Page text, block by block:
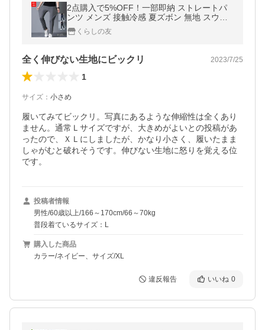
2点購入で5%OFF！一部即納 ストレートパ
ンツ メンズ 接触冷感 夏ズボン 無地 スウェ
ットパンツ 通気性 速乾 ストレッチ カジュア
ル ボトムズ 父の日
くらしの友
全く伸びない生地にビックリ 2023/7/25
1
サイズ ： 小さめ
履いてみてビックリ。写真にあるような伸縮性は全くあり
ません。通常Ｌサイズですが、大きめがよいとの投稿があ
ったので、ＸＬにしましたが、かなり小さく、履いたまま
しゃがむと破れそうです。伸びない生地に怒りを覚える位
です。
投稿者情報
男性/60歳以上/166～170cm/66～70kg
普段着ているサイズ：L
購入した商品
カラー/ネイビー、サイズ/XL
違反報告 いいね 0